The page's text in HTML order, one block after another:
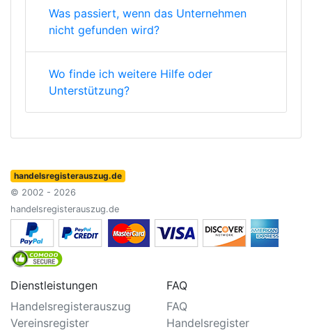
Was passiert, wenn das Unternehmen
nicht gefunden wird?
Wo finde ich weitere Hilfe oder
Unterstützung?
handelsregisterauszug.de
© 2002 - 2026
handelsregisterauszug.de
Dienstleistungen
Handelsregisterauszug
Vereinsregister
FAQ
FAQ
Handelsregister